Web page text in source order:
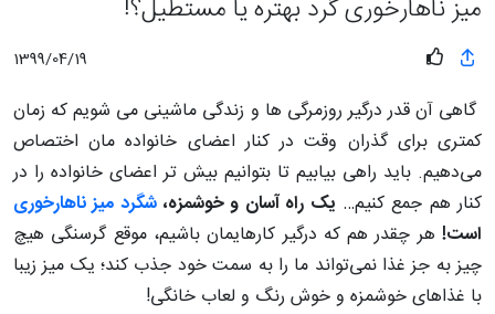
میز ناهارخوری گرد بهتره یا مستطیل؟!
1399/04/19
گاهی آن قدر درگیر روزمرگی ها و زندگی ماشینی می شویم که زمان
کمتری برای گذران وقت در کنار اعضای خانواده مان اختصاص
می‌دهیم. باید راهی بیابیم تا بتوانیم بیش تر اعضای خانواده را در
کنار هم جمع کنیم… یک راه آسان و خوشمزه، شگرد میز ناهارخوری
است! هر چقدر هم که درگیر کارهایمان باشیم، موقع گرسنگی هیچ
چیز به جز غذا نمی‌تواند ما را به سمت خود جذب کند؛ یک میز زیبا
با غذاهای خوشمزه و خوش رنگ و لعاب خانگی!